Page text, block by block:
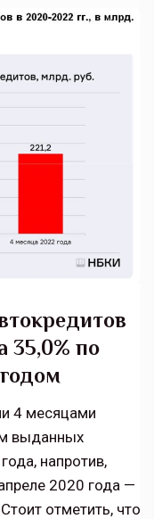
35,0% по
4 месяцами
выданных
напротив,
2020 года —
отметить, что